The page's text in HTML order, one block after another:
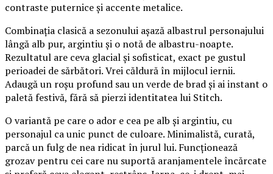
contraste puternice și accente metalice.
Combinația clasică a sezonului așază albastrul personajului
lângă alb pur, argintiu și o notă de albastru-noapte.
Rezultatul are ceva glacial și sofisticat, exact pe gustul
perioadei de sărbători. Vrei căldură în mijlocul iernii.
Adaugă un roșu profund sau un verde de brad și ai instant o
paletă festivă, fără să pierzi identitatea lui Stitch.
O variantă pe care o ador e cea pe alb și argintiu, cu
personajul ca unic punct de culoare. Minimalistă, curată,
parcă un fulg de nea ridicat în jurul lui. Funcționează
grozav pentru cei care nu suportă aranjamentele încărcate